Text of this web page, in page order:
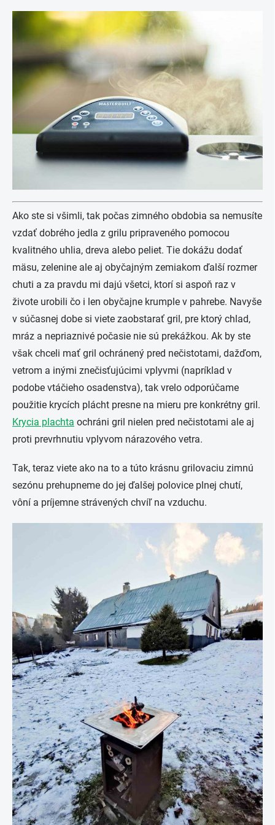
Ako ste si všimli, tak počas zimného obdobia sa nemusíte
vzdať dobrého jedla z grilu pripraveného pomocou
kvalitného uhlia, dreva alebo peliet. Tie dokážu dodať
mäsu, zelenine ale aj obyčajným zemiakom ďalší rozmer
chuti a za pravdu mi dajú všetci, ktorí si aspoň raz v
živote urobili čo i len obyčajne krumple v pahrebe. Navyše
v súčasnej dobe si viete zaobstarať gril, pre ktorý chlad,
mráz a nepriaznivé počasie nie sú prekážkou. Ak by ste
však chceli mať gril ochránený pred nečistotami, dažďom,
vetrom a inými znečisťujúcimi vplyvmi (napríklad v
podobe vtáčieho osadenstva), tak vrelo odporúčame
použitie krycích plácht presne na mieru pre konkrétny gril.
Krycia plachta ochráni gril nielen pred nečistotami ale aj
proti prevrhnutiu vplyvom nárazového vetra.
Tak, teraz viete ako na to a túto krásnu grilovaciu zimnú
sezónu prehupneme do jej ďalšej polovice plnej chutí,
vôní a príjemne strávených chvíľ na vzduchu.